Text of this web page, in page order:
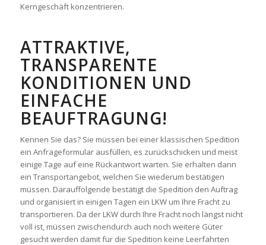
Kerngeschäft konzentrieren.
ATTRAKTIVE,
TRANSPARENTE
KONDITIONEN UND
EINFACHE
BEAUFTRAGUNG!
Kennen Sie das? Sie müssen bei einer klassischen Spedition
ein Anfrageformular ausfüllen, es zurückschicken und meist
einige Tage auf eine Rückantwort warten. Sie erhalten dann
ein Transportangebot, welchen Sie wiederum bestätigen
müssen. Darauffolgende bestätigt die Spedition den Auftrag
und organisiert in einigen Tagen ein LKW um Ihre Fracht zu
transportieren. Da der LKW durch Ihre Fracht noch längst nicht
voll ist, müssen zwischendurch auch noch weitere Güter
gesucht werden damit für die Spedition keine Leerfahrten